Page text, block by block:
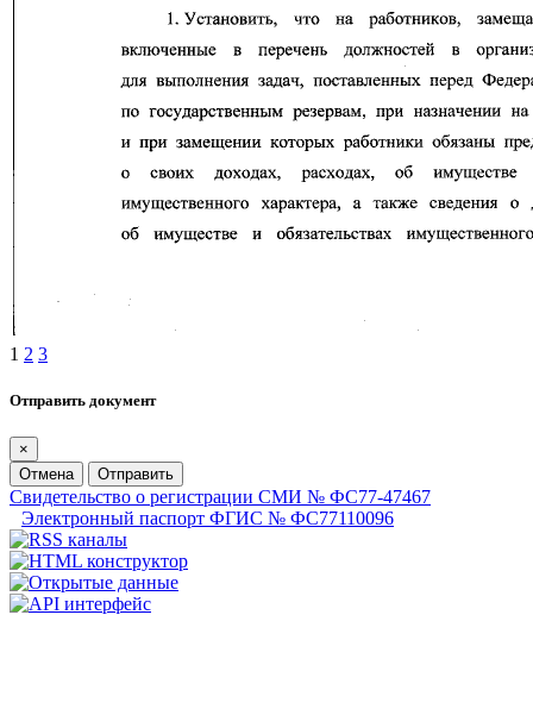
1 2 3
Отправить документ
×
Отмена
Отправить
Свидетельство о регистрации СМИ № ФС77-47467
Электронный паспорт ФГИС № ФС77110096